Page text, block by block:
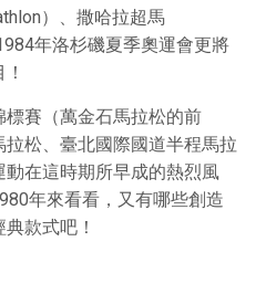
）、撒哈拉超馬
年洛杉磯夏季奧運會更將
賽（萬金石馬拉松的前
松、臺北國際國道半程馬拉
在這時期所早成的熱烈風
年來看看，又有哪些創造
款式吧！